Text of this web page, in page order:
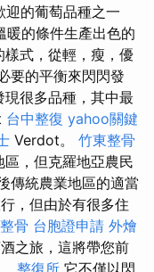
迎的葡萄品種之一
的條件生產出色的
樣式，從輕，瘦，優
要的平衡來閃閃發
現很多品種，其中最
台中整復 yahoo關鍵
Verdot。 竹東整骨
，但克羅地亞農民
傳統農業地區的適當
，但由於有很多住
骨 台胞證申請 外燴
之旅，這將帶您前
整復所 它不僅以閃